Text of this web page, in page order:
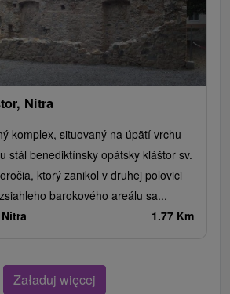
Nitra
komplex, situovaný na úpätí vrchu
stál benediktínsky opátsky kláštor sv.
ktorý zanikol v druhej polovici
barokového areálu sa...
Nitra 1.77 Km
Załaduj więcej